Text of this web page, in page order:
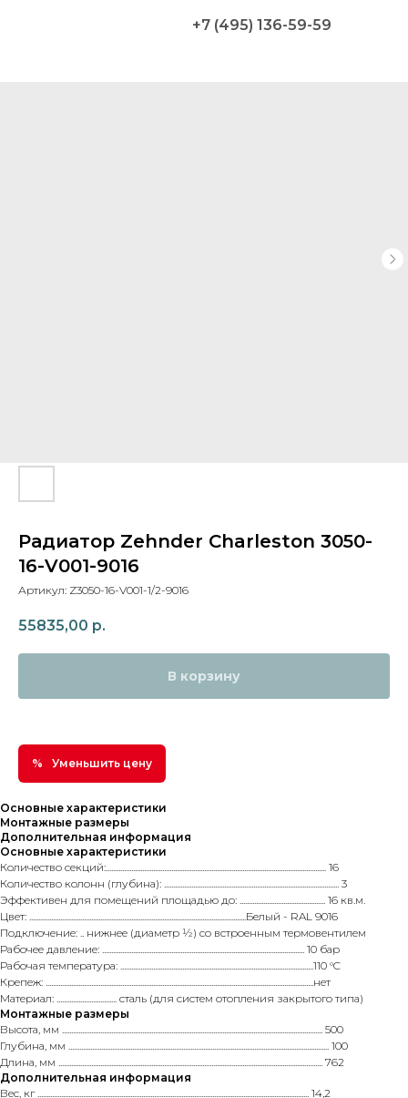
+7 (495) 136-59-59
Радиатор Zehnder Charleston 3050-
16-V001-9016
Артикул: Z3050-16-V001-1/2-9016
55835,00 р.
В корзину
Уменьшить цену
Основные характеристики
Монтажные размеры
Дополнительная информация
Основные характеристики
Количество секций:......................................................................................................................... 16
Количество колонн (глубина): ................................................................................................ 3
Эффективен для помещений площадью до: ............................................... 16 кв.м.
Цвет: .......................................................................................................................Белый - RAL 9016
Подключение: .. нижнее (диаметр ½) со встроенным термовентилем
Рабочее давление: ............................................................................................................... 10 бар
Рабочая температура: ..........................................................................................................110 °C
Крепеж: ...................................................................................................................................................нет
Материал: ................................. сталь (для систем отопления закрытого типа)
Монтажные размеры
Высота, мм ............................................................................................................................................... 500
Глубина, мм ............................................................................................................................................... 100
Длина, мм ................................................................................................................................................. 762
Дополнительная информация
Вес, кг ..................................................................................................................................................... 14,2